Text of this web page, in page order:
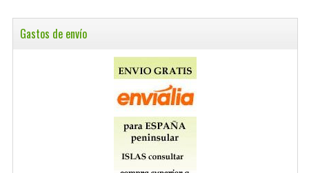
Gastos de envío